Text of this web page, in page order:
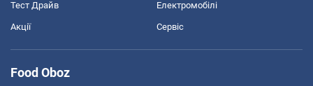
Тест Драйв Електромобілі
Акції Сервіс
Food Oboz